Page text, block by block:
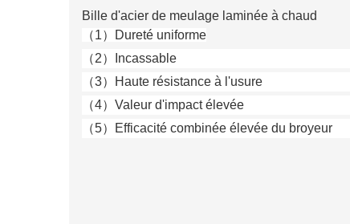
Bille d'acier de meulage laminée à chaud
（1）
Dureté uniforme
（2）
Incassable
（3）
Haute résistance à l'usure
（4） Valeur d'impact élevée
（5） Efficacité combinée élevée du broyeur